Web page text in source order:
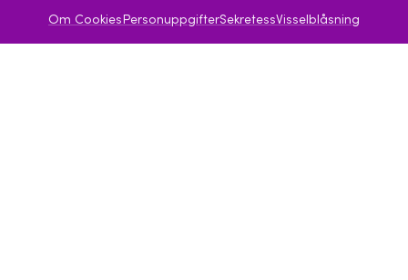
Om CookiesPersonuppgifterSekretessVisselblåsning